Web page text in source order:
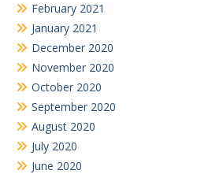
February 2021
January 2021
December 2020
November 2020
October 2020
September 2020
August 2020
July 2020
June 2020